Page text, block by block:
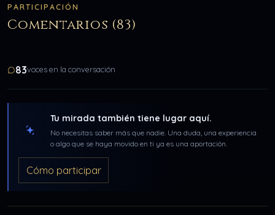
PARTICIPACIÓN
Comentarios (83)
83voces en la conversación
Tu mirada también tiene lugar aquí.
No necesitas saber más que nadie. Una duda, una experiencia
o algo que se haya movido en ti ya es una aportación.
Cómo participar